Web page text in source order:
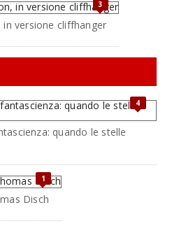
3
versione cliffhanger
4
quando le stelle
1
Disch